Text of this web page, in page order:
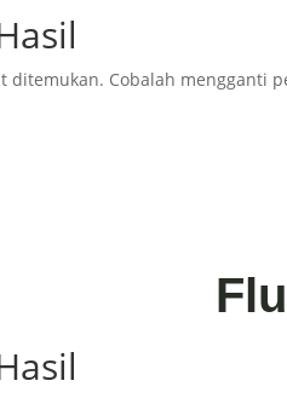
ditemukan. Cobalah mengganti